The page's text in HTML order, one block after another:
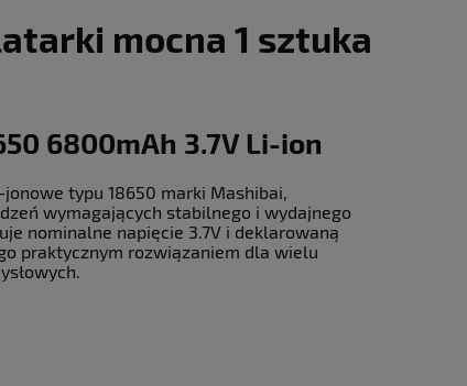
mocna 1 sztuka
6800mAh 3.7V Li-ion
typu 18650 marki Mashibai,
wymagających stabilnego i wydajnego
nominalne napięcie 3.7V i deklarowaną
praktycznym rozwiązaniem dla wielu